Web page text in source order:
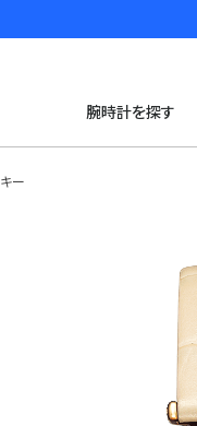
腕時計を探す
キー